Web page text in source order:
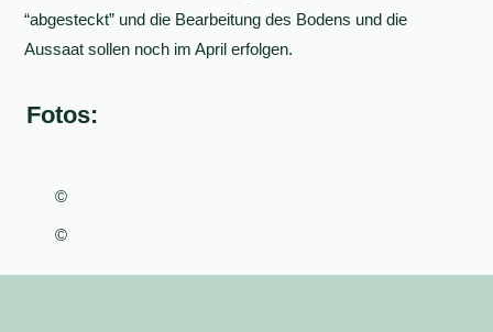
“abgesteckt” und die Bearbeitung des Bodens und die
Aussaat sollen noch im April erfolgen.
Fotos:
©
©